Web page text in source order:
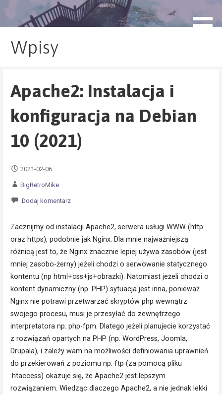
blog.monogatari.pl
Wpisy
Apache2: Instalacja i
konfiguracja na Debian
10 (2021)
2021-02-06
BigRetroMike
Dodaj komentarz
Zacznijmy od instalacji Apache2, serwera usługi WWW (http
oraz https), podobnie jak Nginx. Dla mnie najważniejszą
różnicą jest to, że Nginx znacznie lepiej używa zasobów (jest
mniej zasobo-żerny) jeżeli chodzi o serwowanie statycznego
kontentu (np html+css+js+obrazki). Natomiast jeżeli chodzi o
kontent dynamiczny (np. PHP) sytuacja jest inna, ponieważ
Nginx nie potrawi przetwarzać skryptów php wewnątrz
swojego procesu, musi je przesyłać do zewnętrzego
interpretatora np. php-fpm. Dlatego jeżeli planujecie korzystać
z rozwiązań opartych na PHP (np. WordPress, Joomla,
Drupala), i zależy wam na możliwości definiowania uprawnień
do przekierowań z poziomu np. ftp (za pomocą pliku
.htaccess) okazuje się, że Apache2 jest lepszym
rozwiązaniem. Wiedząc dlaczego Apache2, a nie jednak lekki